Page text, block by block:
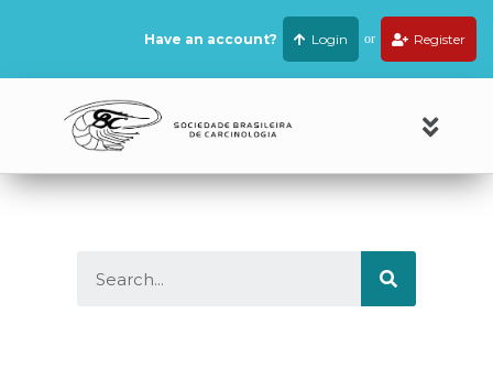
Have an account? Login or Register